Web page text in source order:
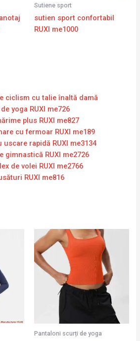
Sutiene sport
sutien sport confortabil
RUXI me1000
ciclism cu talie înaltă damă
yoga RUXI me726
plus RUXI me827
cu fermoar RUXI me189
rapidă RUXI me3134
gimnastică RUXI me2726
de volei RUXI me2766
RUXI me816
Pantaloni scurți de yoga